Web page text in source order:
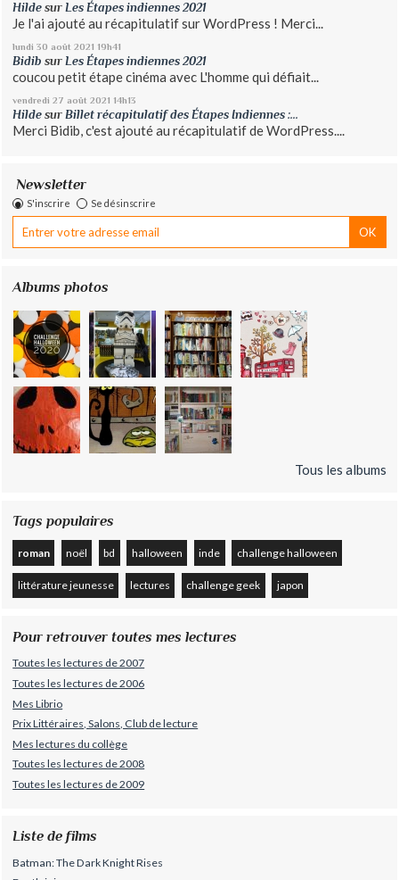
Hilde surLes Étapes indiennes 2021
Je l'ai ajouté au récapitulatif sur WordPress ! Merci...
lundi 30 août 2021 19h41
Bidib sur Les Étapes indiennes 2021
coucou petit étape cinéma avec L'homme qui défiait...
vendredi 27 août 2021 14h13
Hilde sur Billet récapitulatif des Étapes Indiennes :...
Merci Bidib, c'est ajouté au récapitulatif de WordPress....
Newsletter
S'inscrire Se désinscrire
Albums photos
Tous les albums
Tags populaires
roman noël bd halloween inde challenge halloween
littérature jeunesse lectures challenge geek japon
Pour retrouver toutes mes lectures
Toutes les lectures de 2007
Toutes les lectures de 2006
Mes Librio
Prix Littéraires, Salons, Club de lecture
Mes lectures du collège
Toutes les lectures de 2008
Toutes les lectures de 2009
Liste de films
Batman: The Dark Knight Rises